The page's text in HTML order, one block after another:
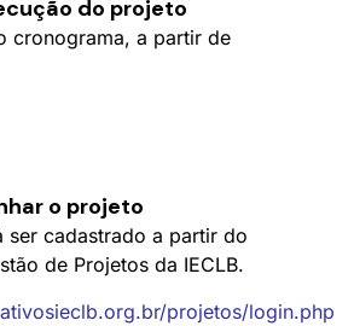
do projeto
cronograma, a partir de
o projeto
ser cadastrado a partir do
de Projetos da IECLB.
projetos/login.php